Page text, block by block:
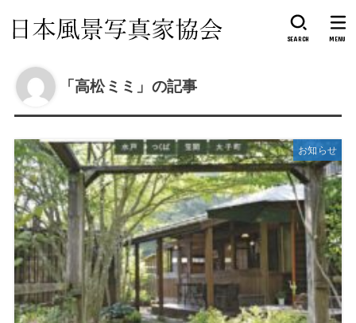
SEARCH MENU
「高松ミミ」の記事
お知らせ